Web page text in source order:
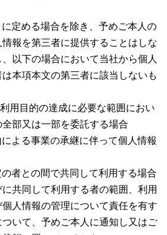
定める場合を除き、予めご本人の
報を第三者に提供することはしな
以下の場合において当社から個人
本項本文の第三者に該当しないも
用目的の達成に必要な範囲におい
部又は一部を委託する場合
よる事業の承継に伴って個人情報
者との間で共同して利用する場合
共同して利用する者の範囲、利用
人情報の管理について責任を有す
いて、予めご本人に通知し又はご